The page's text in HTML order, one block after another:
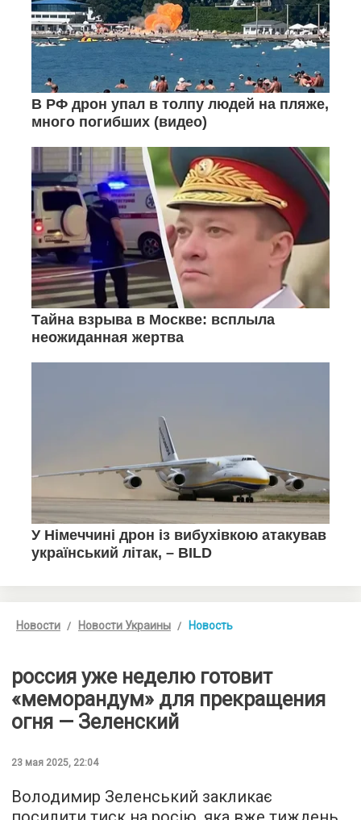
Новости Новости Украины Новость
россия уже неделю готовит
«меморандум» для прекращения
огня — Зеленский
23 мая 2025, 22:04
Володимир Зеленський закликає